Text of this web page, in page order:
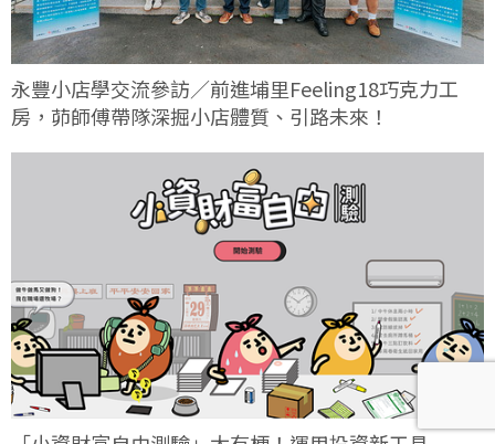
永豐小店學交流參訪／前進埔里Feeling18巧克力工
房，茆師傅帶隊深掘小店體質、引路未來！